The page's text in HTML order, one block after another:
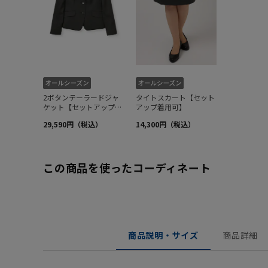
この商品を使ったコーディネート
商品説明・サイズ 商品詳細